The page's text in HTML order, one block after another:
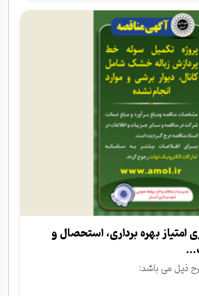
امتیاز بهره برداری، استحصال و
ذیل می باشد: